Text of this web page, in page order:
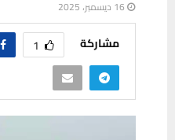
16 ديسمبر، 2025
مشاركة 1